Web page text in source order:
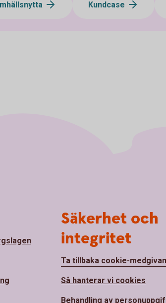
Kundcase
Säkerhet och
integritet
Ta tillbaka cookie-
Så hanterar vi cookies
Behandling av